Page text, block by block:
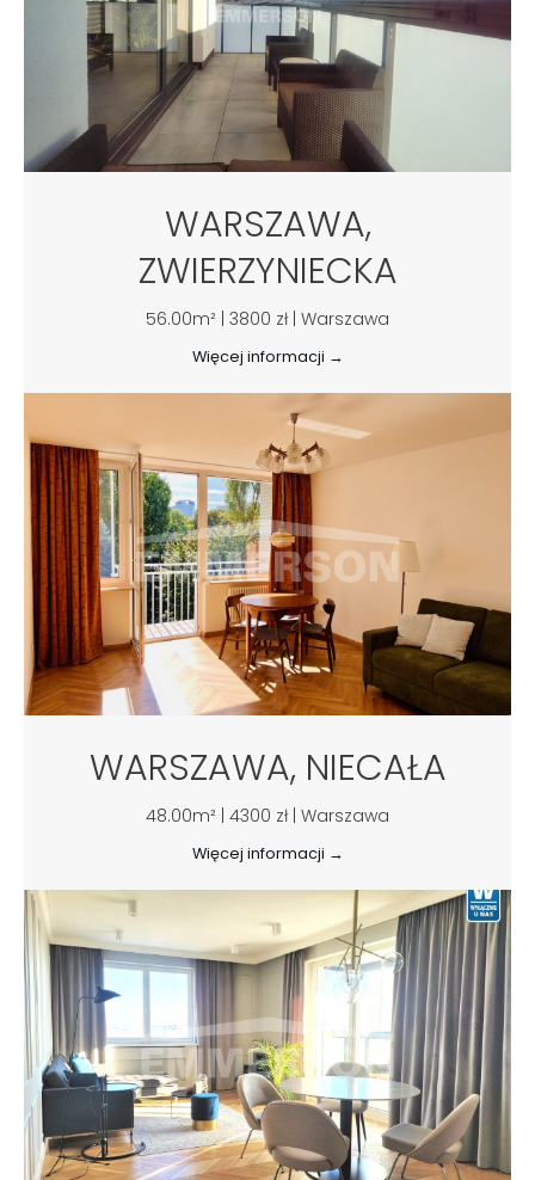
WARSZAWA,
ZWIERZYNIECKA
56.00m² | 3800 zł | Warszawa
Więcej informacji →
WARSZAWA, NIECAŁA
48.00m² | 4300 zł | Warszawa
Więcej informacji →